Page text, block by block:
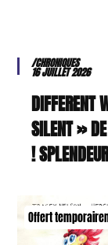
/CHRONIQUES
16 JUILLET 2026
« DIFFERENT
SILENT »
Offert